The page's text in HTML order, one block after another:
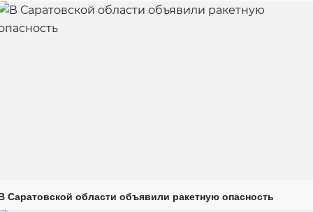
Саратовской области объявили ракетную опасность